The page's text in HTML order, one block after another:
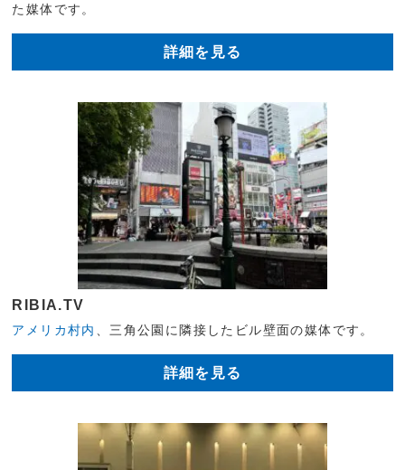
た媒体です。
詳細を見る
RIBIA.TV
アメリカ村内 、三角公園に隣接したビル壁面の媒体です。
詳細を見る